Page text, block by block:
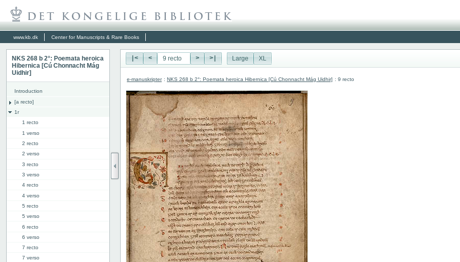
www.kb.dk Center for Manuscripts & Rare Books
NKS 268 b 2°: Poemata heroica
Hibernica [Cú Chonnacht Mág
Uidhir]
Introduction
[a recto]
1r
1 recto
1 verso
2 recto
2 verso
3 recto
3 verso
4 recto
4 verso
5 recto
5 verso
6 recto
6 verso
7 recto
7 verso
|< < > >| Large XL
e-manuskripter : NKS 268 b 2°: Poemata heroica Hibernica [Cú Chonnacht Mág Uidhir] : 9 recto